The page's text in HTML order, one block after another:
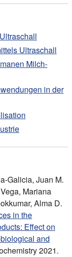
Ultraschall
Milch-
in der
Galicia, Juan M.
Mariana
Alma D.
in the
Effect on
and
2021.